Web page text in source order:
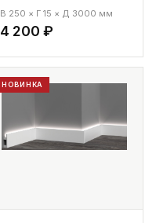
В 250 × Г 15 × Д 3000 мм
4 200 ₽
НОВИНКА